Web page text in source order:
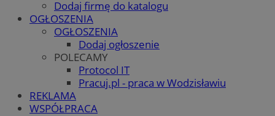
Dodaj firmę do katalogu
OGŁOSZENIA
OGŁOSZENIA
Dodaj ogłoszenie
POLECAMY
Protocol IT
Pracuj.pl - praca w Wodzisławiu
REKLAMA
WSPÓŁPRACA